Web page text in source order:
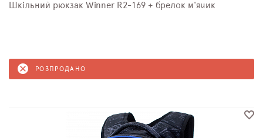
Шкільний рюкзак Winner R2-169 + брелок м'ячик
РОЗПРОДАНО